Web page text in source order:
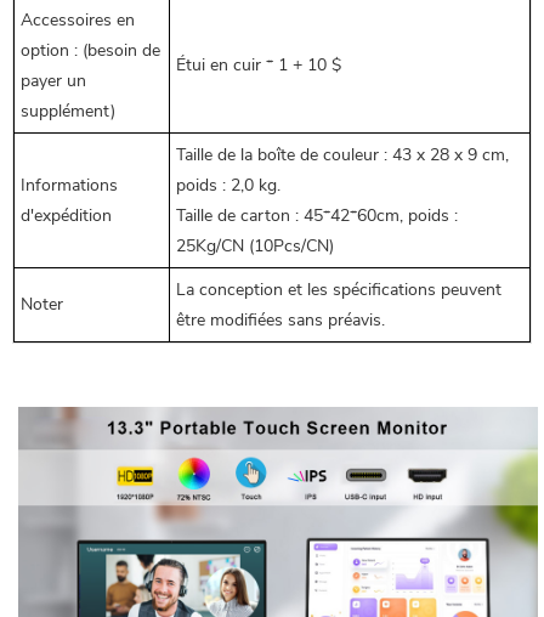
Accessoires en
option : (besoin de
payer un
supplément)
Étui en cuir * 1 + 10 $
Informations
d'expédition
Taille de la boîte de couleur : 43 x 28 x 9 cm,
poids : 2,0 kg.
Taille de carton : 45*42*60cm, poids :
25Kg/CN (10Pcs/CN)
Noter
La conception et les spécifications peuvent
être modifiées sans préavis.